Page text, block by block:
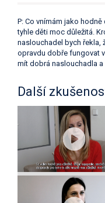
P: Co vnímám jako
tyhle děti moc důležitá.
naslouchadel bych řekla,
opravdu dobře fungovat
mít dobrá naslouchadla
Další